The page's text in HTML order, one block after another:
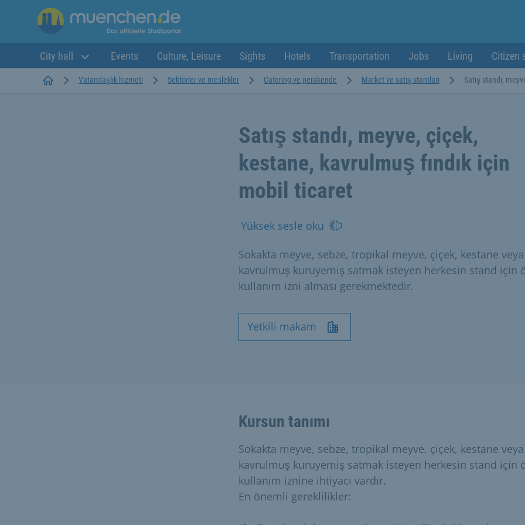
City hall Events Culture, Leisure Sights Hotels Transportation Jobs Living Citizen
StartseiteVatandaşlık hizmeti Sektörler ve meslekler Catering ve perakende Market ve satış stantları Satış standı,
Satış standı, meyve, çiçek,
kestane, kavrulmuş fındık için
mobil ticaret
Yüksek sesle oku
Sokakta meyve, sebze, tropikal meyve, çiçek, kestane veya
kavrulmuş kuruyemiş satmak isteyen herkesin stand için
kullanım izni alması gerekmektedir.
Yetkili makam
Kursun tanımı
Sokakta meyve, sebze, tropikal meyve, çiçek, kestane veya
kavrulmuş kuruyemiş satmak isteyen herkesin stand için
kullanım iznine ihtiyacı vardır.
En önemli gereklilikler: